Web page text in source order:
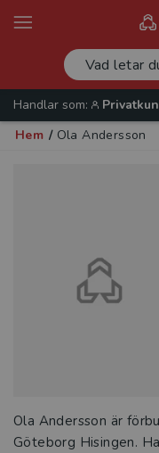
Handlar som:
Hem / Ola Andersson
Ola Andersson är
Göteborg Hisingen.